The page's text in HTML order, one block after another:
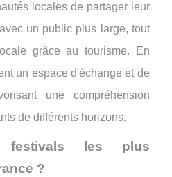
locales de partager leur
un public plus large, tout
grâce au tourisme. En
un espace d'échange et de
une compréhension
de différents horizons.
les plus
?